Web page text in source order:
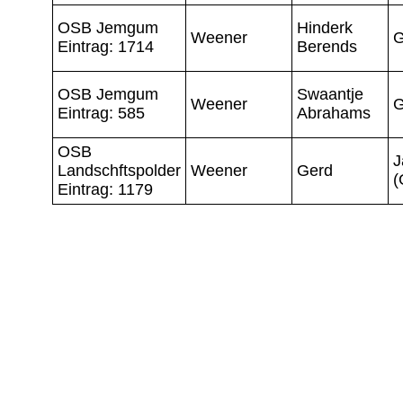
OSB Jemgum
Eintrag: 1714
Weener
Hinderk
Berends
OSB Jemgum
Eintrag: 585
Weener
Swaantje
Abrahams
OSB
Landschftspolder
Eintrag: 1179
Weener Gerd